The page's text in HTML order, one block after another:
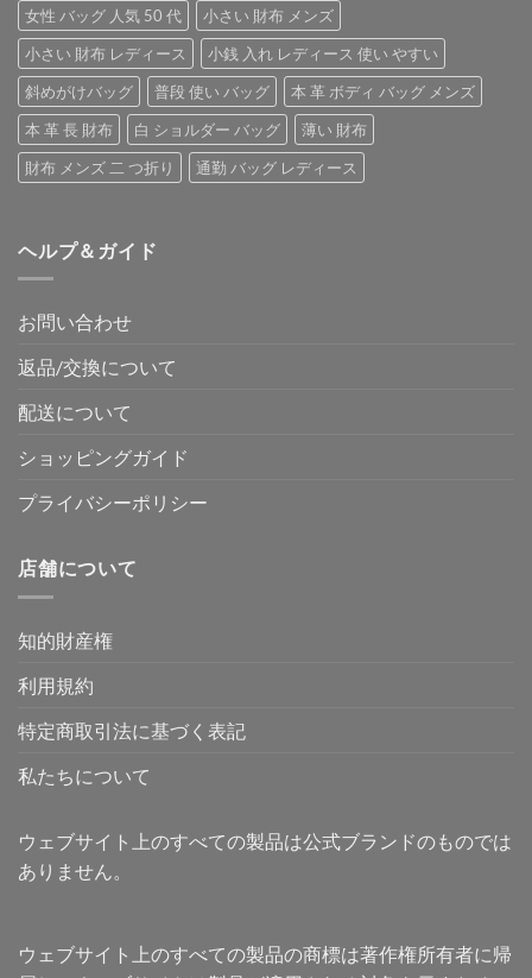
女性 バッグ 人気 50 代
小さい 財布 メンズ
小さい 財布 レディース
小銭 入れ レディース 使い やすい
斜めがけバッグ
普段 使い バッグ
本 革 ボディ バッグ メンズ
本 革 長 財布
白 ショルダー バッグ
薄い 財布
財布 メンズ 二 つ折り
通勤 バッグ レディース
ヘルプ＆ガイド
お問い合わせ
返品/交換について
配送について
ショッピングガイド
プライバシーポリシー
店舗について
知的財産権
利用規約
特定商取引法に基づく表記
私たちについて
ウェブサイト上のすべての製品は公式ブランドのものでは
ありません。
ウェブサイト上のすべての製品の商標は著作権所有者に帰